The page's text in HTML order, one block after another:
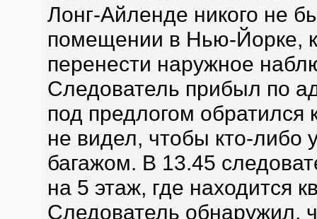
Лонг-Айленде никого не
помещении в Нью-Йорке,
перенести наружное
Следователь прибыл по
под предлогом обратился
не видел, чтобы кто-либо
багажом. В 13.45
на 5 этаж, где находится
Следователь обнаружил,